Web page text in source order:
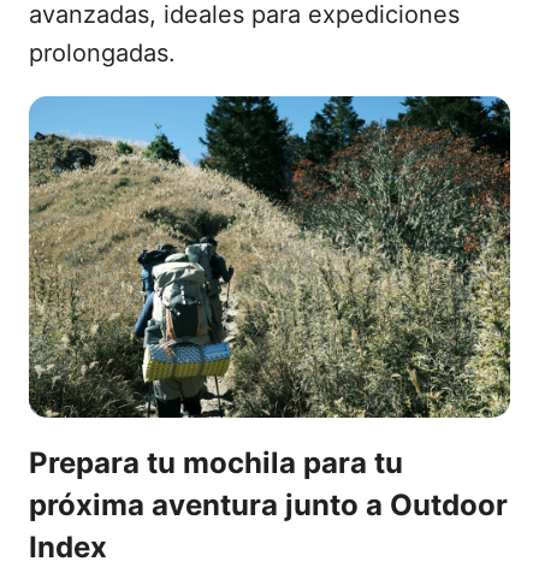
avanzadas, ideales para expediciones
prolongadas.
Prepara tu mochila para tu
próxima aventura junto a Outdoor
Index